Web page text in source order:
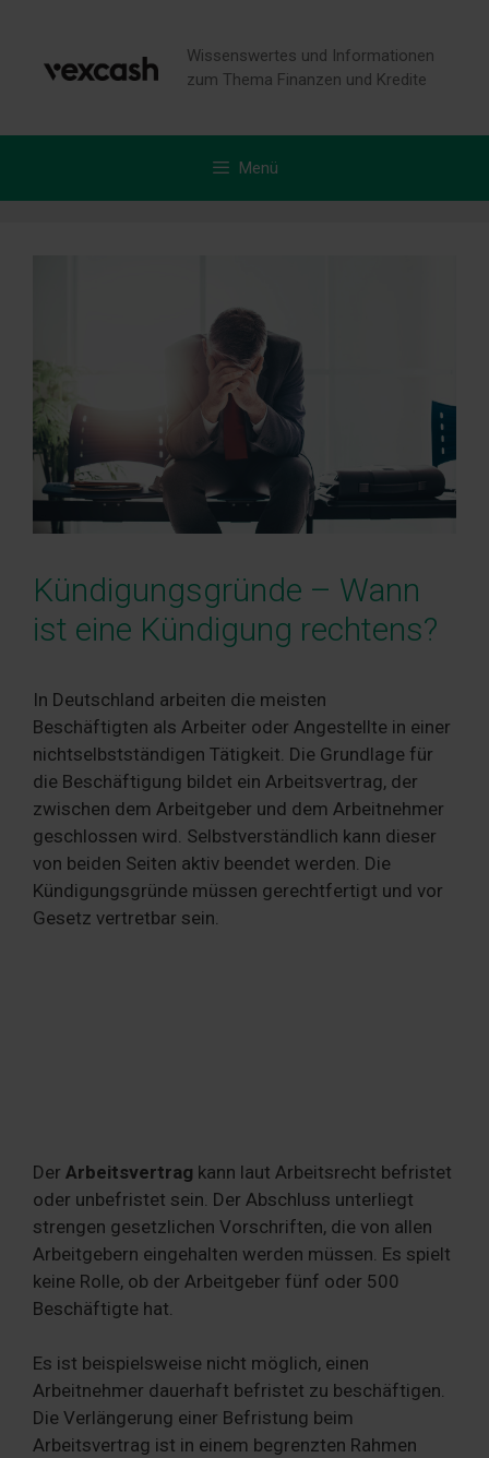
springen
Wissenswertes und Informationen
zum Thema Finanzen und Kredite
Menü
Kündigungsgründe – Wann
ist eine Kündigung rechtens?
In Deutschland arbeiten die meisten
Beschäftigten als Arbeiter oder Angestellte in einer
nichtselbstständigen Tätigkeit. Die Grundlage für
die Beschäftigung bildet ein Arbeitsvertrag, der
zwischen dem Arbeitgeber und dem Arbeitnehmer
geschlossen wird. Selbstverständlich kann dieser
von beiden Seiten aktiv beendet werden. Die
Kündigungsgründe müssen gerechtfertigt und vor
Gesetz vertretbar sein.
Der Arbeitsvertrag kann laut Arbeitsrecht befristet
oder unbefristet sein. Der Abschluss unterliegt
strengen gesetzlichen Vorschriften, die von allen
Arbeitgebern eingehalten werden müssen. Es spielt
keine Rolle, ob der Arbeitgeber fünf oder 500
Beschäftigte hat.
Es ist beispielsweise nicht möglich, einen
Arbeitnehmer dauerhaft befristet zu beschäftigen.
Die Verlängerung einer Befristung beim
Arbeitsvertrag ist in einem begrenzten Rahmen